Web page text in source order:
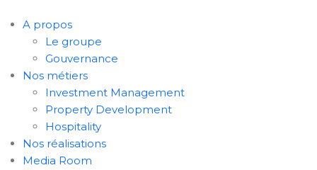
A propos
Le groupe
Gouvernance
Nos métiers
Investment Management
Property Development
Hospitality
Nos réalisations
Media Room